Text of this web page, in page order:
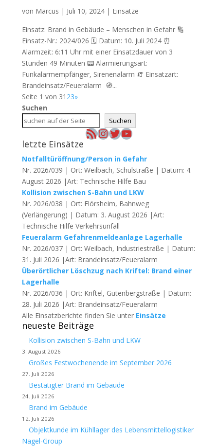
von Marcus | Juli 10, 2024| Einsätze
Einsatz: Brand in Gebäude – Menschen in Gefahr 🔢
Einsatz-Nr.: 2024/026 🗓 Datum: 10. Juli 2024 ⏰
Alarmzeit: 6:11 Uhr mit einer Einsatzdauer von 3
Stunden 49 Minuten 📟 Alarmierungsart:
Funkalarmempfänger, Sirenenalarm 🧯 Einsatzart:
Brandeinsatz/Feueralarm 🧭...
Seite 1 von 31 23»
Suchen
Suchen
RSS-FeedInstagram
Twitter
YouTube
letzte Einsätze
Notfalltüröffnung/Person in Gefahr
Nr. 2026/039 | Ort: Weilbach, Schulstraße | Datum: 4.
August 2026 |Art: Technische Hilfe Bau
Kollision zwischen S-Bahn und LKW
Nr. 2026/038 | Ort: Flörsheim, Bahnweg
(Verlängerung) | Datum: 3. August 2026 |Art:
Technische Hilfe Verkehrsunfall
Feueralarm Gefahrenmeldeanlage Lagerhalle
Nr. 2026/037 | Ort: Weilbach, Industriestraße | Datum:
31. Juli 2026 |Art: Brandeinsatz/Feueralarm
Überörtlicher Löschzug nach Kriftel: Brand einer
Lagerhalle
Nr. 2026/036 | Ort: Kriftel, Gutenbergstraße | Datum:
28. Juli 2026 |Art: Brandeinsatz/Feueralarm
Alle Einsatzberichte finden Sie unter Einsätze
neueste Beiträge
Kollision zwischen S-Bahn und LKW
3. August 2026
Großes Festwochenende im September 2026
27. Juli 2026
Bestätigter Brand im Gebäude
24. Juli 2026
Brand im Gebäude
12. Juli 2026
Objektkunde im Kühllager des Lebensmittellogistiker
Nagel-Group